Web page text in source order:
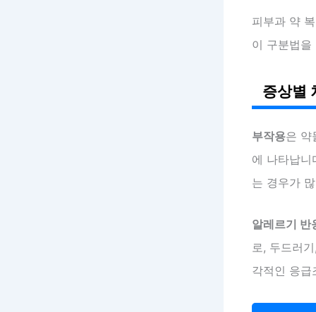
피부과 약
이 구분법
증상별
부작용은 약
에 나타납
는 경우가
알레르기 반
로, 두드러
각적인 응급